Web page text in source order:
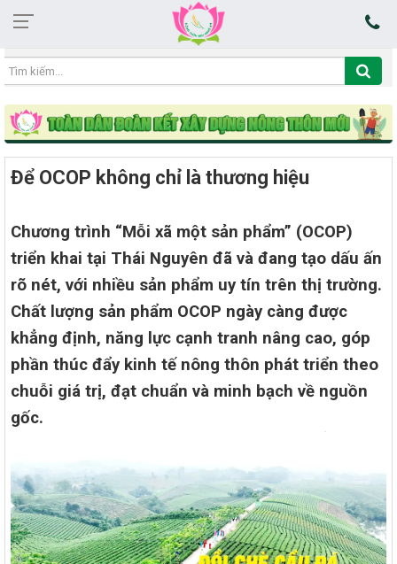
20:38:56 07/08/2026
Để OCOP không chỉ là thương hiệu
Chương trình “Mỗi xã một sản phẩm” (OCOP)
triển khai tại Thái Nguyên đã và đang tạo dấu ấn
rõ nét, với nhiều sản phẩm uy tín trên thị trường.
Chất lượng sản phẩm OCOP ngày càng được
khẳng định, năng lực cạnh tranh nâng cao, góp
phần thúc đẩy kinh tế nông thôn phát triển theo
chuỗi giá trị, đạt chuẩn và minh bạch về nguồn
gốc.